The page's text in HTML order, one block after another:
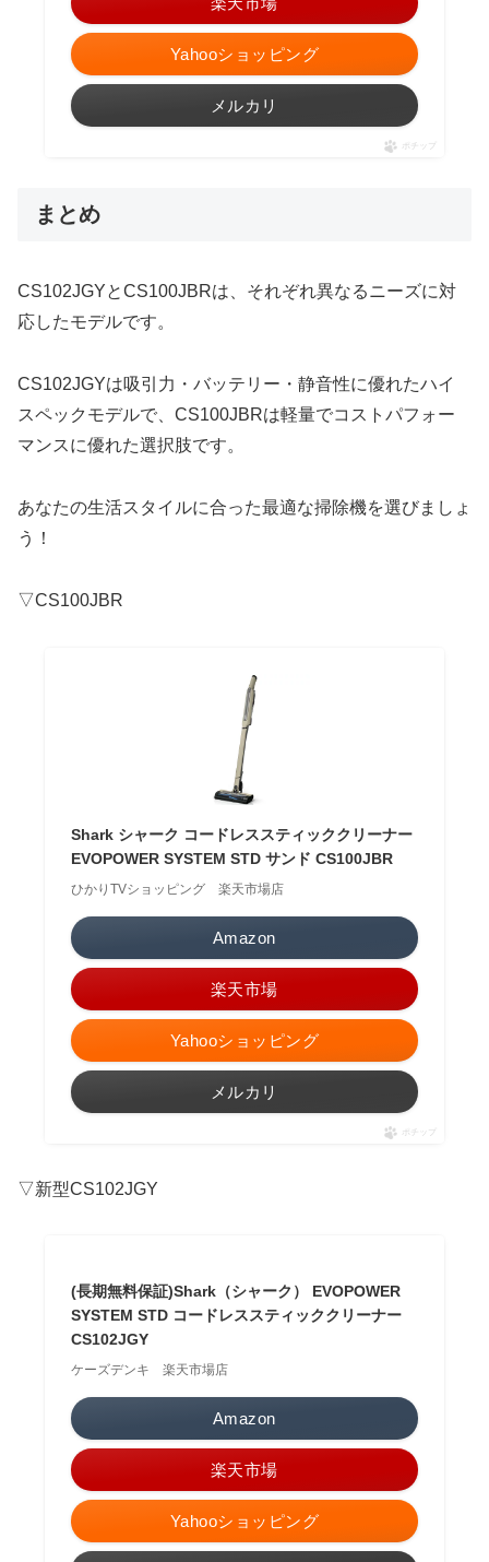
Yahooショッピング
メルカリ
ポチップ
まとめ
CS102JGYとCS100JBRは、それぞれ異なるニーズに対
応したモデルです。
CS102JGYは吸引力・バッテリー・静音性に優れたハイ
スペックモデルで、CS100JBRは軽量でコストパフォー
マンスに優れた選択肢です。
あなたの生活スタイルに合った最適な掃除機を選びましょ
う！
▽CS100JBR
Shark シャーク コードレススティッククリーナー
EVOPOWER SYSTEM STD サンド CS100JBR
ひかりTVショッピング 楽天市場店
Amazon
楽天市場
Yahooショッピング
メルカリ
ポチップ
▽新型CS102JGY
(長期無料保証)Shark（シャーク） EVOPOWER
SYSTEM STD コードレススティッククリーナー
CS102JGY
ケーズデンキ 楽天市場店
Amazon
楽天市場
Yahooショッピング